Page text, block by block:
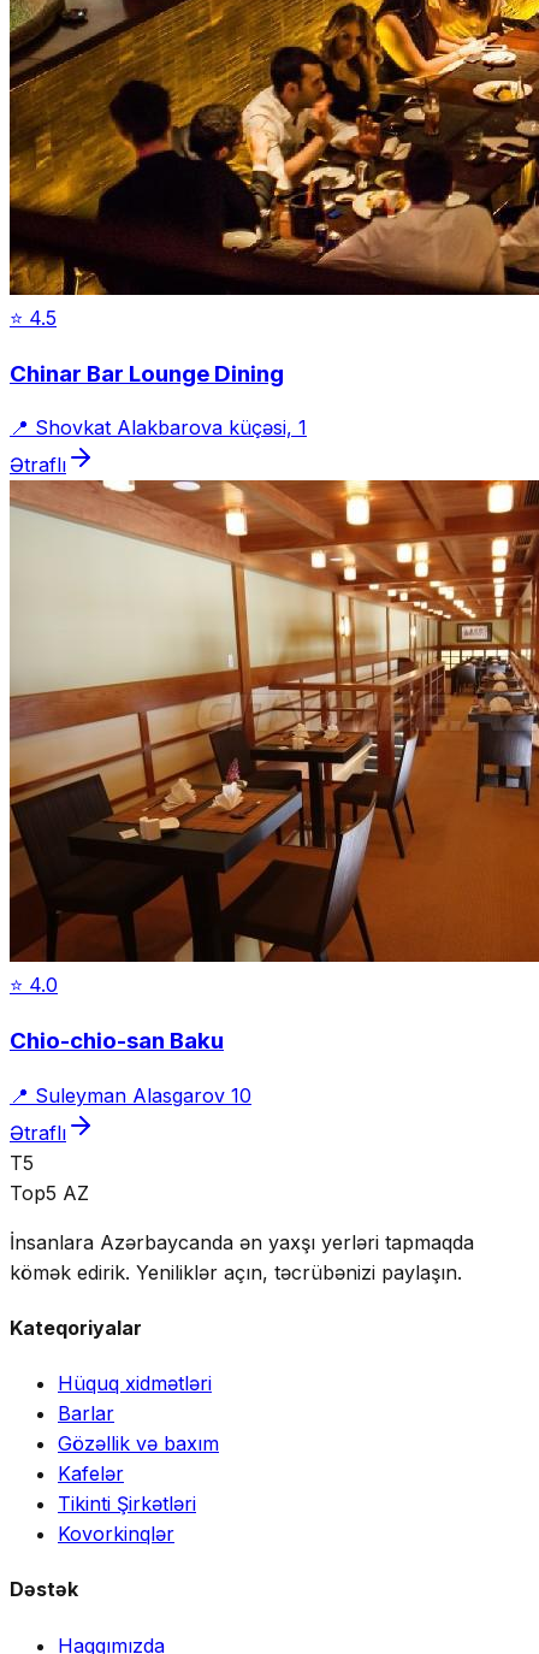
⭐ 4.5
Chinar Bar Lounge Dining
📍 Shovkat Alakbarova küçəsi, 1
Ətraflı
⭐ 4.0
Chio-chio-san Baku
📍 Suleyman Alasgarov 10
Ətraflı
T5
Top5 AZ
İnsanlara Azərbaycanda ən yaxşı yerləri tapmaqda
kömək edirik. Yeniliklər açın, təcrübənizi paylaşın.
Kateqoriyalar
Hüquq xidmətləri
Barlar
Gözəllik və baxım
Kafelər
Tikinti Şirkətləri
Kovorkinqlər
Dəstək
Haqqımızda